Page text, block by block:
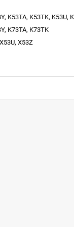
K53TA, K53TK, K53U,
K73TA, K73TK
X53Z